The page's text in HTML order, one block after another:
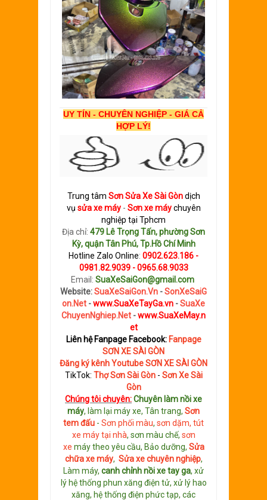
UY TÍN - CHUYÊN NGHIỆP - GIÁ CẢ
HỢP LÝ!
Trung tâm Sơn Sửa Xe Sài Gòn dịch
vụ sửa xe máy- Sơn xe máy chuyên
nghiệp tại Tphcm
Địa chỉ: 479 Lê Trọng Tấn, phường Sơn
Kỳ, quận Tân Phú, Tp.Hồ Chí Minh
Hotline Zalo Online: 0902.623.186 -
0981.82.9039 - 0965.68.9033
Email: SuaXeSaiGon@gmail.com
Website:SuaXeSaiGon.Vn -SonXeSaiG
on.Net -www.SuaXeTayGa.vn -SuaXe
ChuyenNghiep.Net -www.SuaXeMay.n
et
Liên hệ Fanpage Facebook: Fanpage
SƠN XE SÀI GÒN
Đăng ký kênh Youtube SƠN XE SÀI GÒN
TikTok: Thợ Sơn Sài Gòn- Sơn Xe Sài
Gòn
Chúng tôi chuyên:Chuyên làm nồi xe
máy, làm lại máy xe, Tân trang, Sơn
tem đấu - Sơn phối màu, sơn dặm, tút
xe máy tại nhà, sơn màu chế, sơn
xe máy theo yêu cầu, Bảo dưỡng, Sửa
chữa xe máy, Sửa xe chuyên nghiệp,
Làm máy, canh chỉnh nồi xe tay ga, xử
lý hệ thống phun xăng điện tử, xử lý hao
xăng, hệ thống điện phức tạp, các